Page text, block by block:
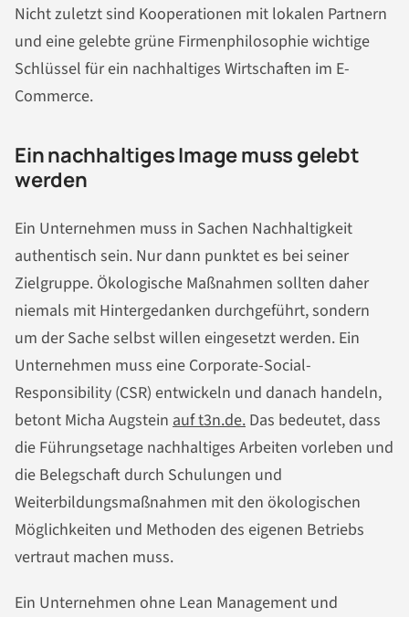
Nicht zuletzt sind Kooperationen mit lokalen Partnern
und eine gelebte grüne Firmenphilosophie wichtige
Schlüssel für ein nachhaltiges Wirtschaften im E-
Commerce.
Ein nachhaltiges Image muss gelebt
werden
Ein Unternehmen muss in Sachen Nachhaltigkeit
authentisch sein. Nur dann punktet es bei seiner
Zielgruppe. Ökologische Maßnahmen sollten daher
niemals mit Hintergedanken durchgeführt, sondern
um der Sache selbst willen eingesetzt werden. Ein
Unternehmen muss eine Corporate-Social-
Responsibility (CSR) entwickeln und danach handeln,
betont Micha Augstein auf t3n.de. Das bedeutet, dass
die Führungsetage nachhaltiges Arbeiten vorleben und
die Belegschaft durch Schulungen und
Weiterbildungsmaßnahmen mit den ökologischen
Möglichkeiten und Methoden des eigenen Betriebs
vertraut machen muss.
Ein Unternehmen ohne Lean Management und